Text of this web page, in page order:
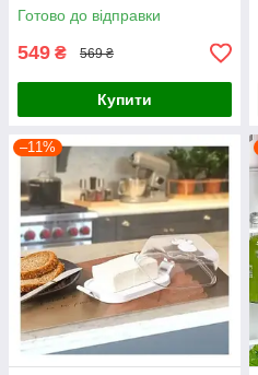
Готово до відправки
549 ₴ 569 ₴
Купити
–11%